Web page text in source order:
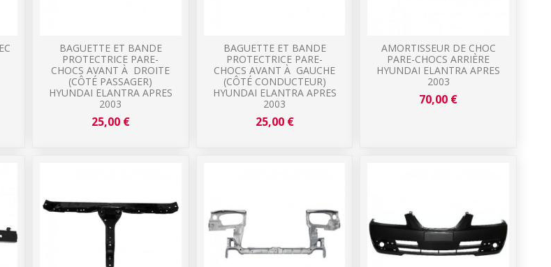
BAGUETTE ET BANDE
PROTECTRICE PARE-
CHOCS AVANT À DROITE
(CÔTÉ PASSAGER)
HYUNDAI ELANTRA APRES
2003
25,00 €
BAGUETTE ET BANDE
PROTECTRICE PARE-
CHOCS AVANT À GAUCHE
(CÔTÉ CONDUCTEUR)
HYUNDAI ELANTRA APRES
2003
25,00 €
AMORTISSEUR DE CHOC
PARE-CHOCS ARRIÈRE
HYUNDAI ELANTRA APRES
2003
70,00 €